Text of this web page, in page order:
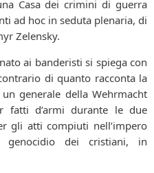
Casa dei crimini di guerra
ad hoc in seduta plenaria, di
Zelensky.
ai banderisti si spiega con
di quanto racconta la
generale della Wehrmacht
fatti d’armi durante le due
gli atti compiuti nell’impero
dei cristiani, in